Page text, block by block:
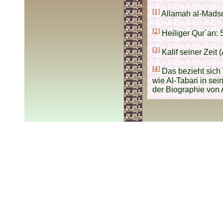
[1]Allamah al-
[2]Heiliger Qur´an:
[3]Kalif seiner Zeit
[4]Das bezieht sich
wie Al-Tabari in
der Biographie von